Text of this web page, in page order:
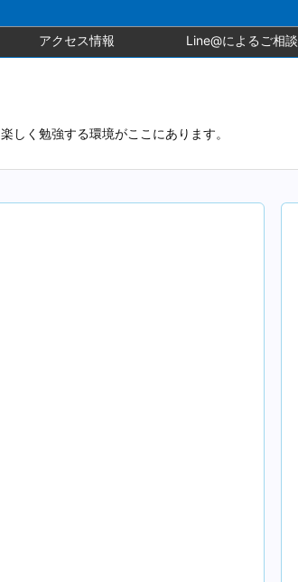
アクセス情報 Line@によるご相談
しく勉強する環境がここにあります。